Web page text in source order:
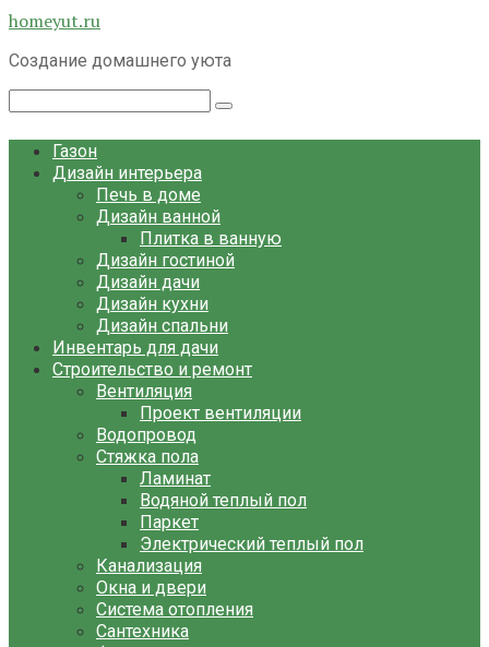
Перейти
контенту
homeyut.ru
Создание домашнего уюта
Газон
Дизайн интерьера
Печь в доме
Дизайн ванной
Плитка в ванную
Дизайн гостиной
Дизайн дачи
Дизайн кухни
Дизайн спальни
Инвентарь для дачи
Строительство и ремонт
Вентиляция
Проект вентиляции
Водопровод
Стяжка пола
Ламинат
Водяной теплый пол
Паркет
Электрический теплый пол
Канализация
Окна и двери
Система отопления
Сантехника